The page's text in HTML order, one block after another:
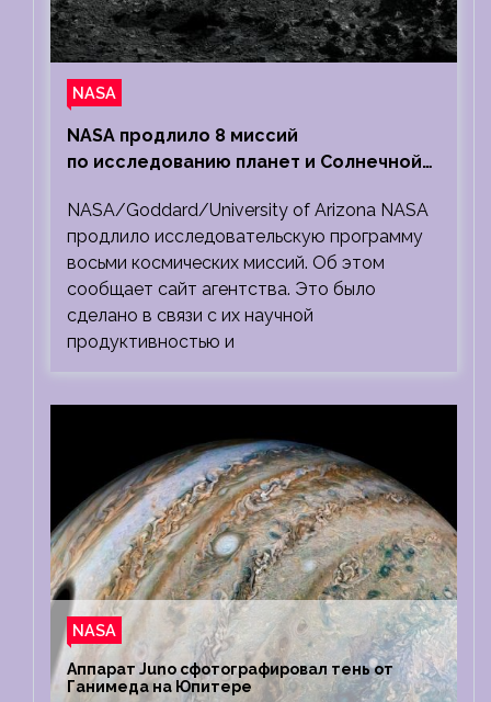
NASA
NASA продлило 8 миссий
по исследованию планет и Солнечной
NASA/Goddard/University of Arizona NASA
продлило исследовательскую программу
восьми космических миссий. Об этом
сообщает сайт агентства. Это было
сделано в связи с их научной
продуктивностью и
NASA
Аппарат Juno сфотографировал тень от
Ганимеда на Юпитере